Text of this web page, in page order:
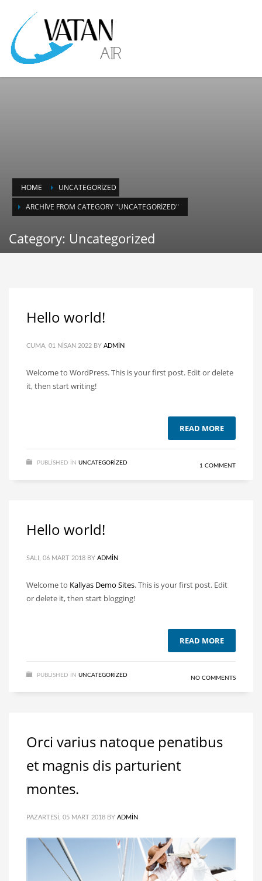
HOME
UNCATEGORIZED
ARCHIVE FROM CATEGORY "UNCATEGORIZED"
Category: Uncategorized
Hello world!
CUMA, 01 NISAN 2022 BY ADMIN
Welcome to WordPress. This is your first post. Edit or delete
it, then start writing!
READ MORE
PUBLISHED IN UNCATEGORIZED 1 COMMENT
Hello world!
SALI, 06 MART 2018 BY ADMIN
Welcome to Kallyas Demo Sites. This is your first post. Edit
or delete it, then start blogging!
READ MORE
PUBLISHED IN UNCATEGORIZED NO COMMENTS
Orci varius natoque penatibus
et magnis dis parturient
montes.
PAZARTESI, 05 MART 2018 BY ADMIN